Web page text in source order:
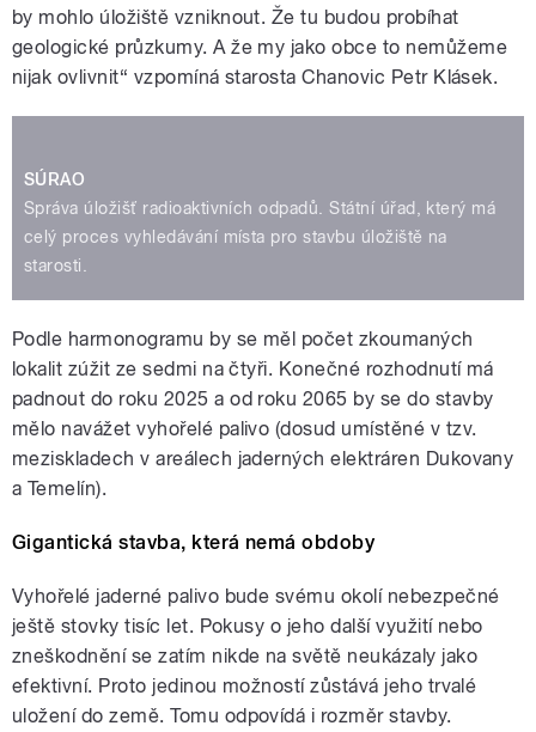
by mohlo úložiště vzniknout. Že tu budou probíhat
geologické průzkumy. A že my jako obce to nemůžeme
nijak ovlivnit“ vzpomíná starosta Chanovic Petr Klásek.
SÚRAO
Správa úložišť radioaktivních odpadů. Státní úřad, který má
celý proces vyhledávání místa pro stavbu úložiště na
starosti.
Podle harmonogramu by se měl počet zkoumaných
lokalit zúžit ze sedmi na čtyři. Konečné rozhodnutí má
padnout do roku 2025 a od roku 2065 by se do stavby
mělo navážet vyhořelé palivo (dosud umístěné v tzv.
meziskladech v areálech jaderných elektráren Dukovany
a Temelín).
Gigantická stavba, která nemá obdoby
Vyhořelé jaderné palivo bude svému okolí nebezpečné
ještě stovky tisíc let. Pokusy o jeho další využití nebo
zneškodnění se zatím nikde na světě neukázaly jako
efektivní. Proto jedinou možností zůstává jeho trvalé
uložení do země. Tomu odpovídá i rozměr stavby.